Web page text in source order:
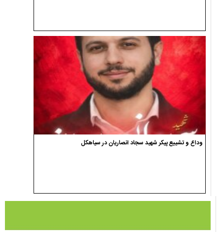
وداع و تشییع پیکر شهید سجاد انصاریان در سیاهکل